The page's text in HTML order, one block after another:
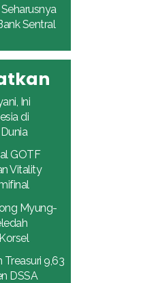
Sentral
Ini
di
GOTF
Vitality
Myung-
9,63
DSSA